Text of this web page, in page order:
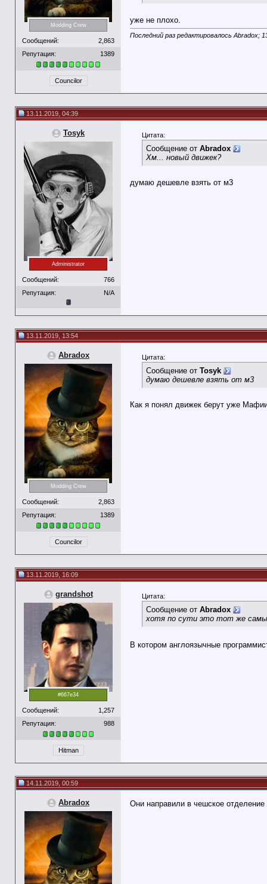
Modding Crew
Сообщений:
2,863
Репутация:
1389
Councilor
уже не плохо.
Последний раз редактировалось Abradox;
13.11.2019, 04:39
Tosyk
Administrator
Сообщений:
766
Репутация:
N/A
Цитата:
Сообщение от Abradox
Хм... новый движек?
думаю дешевле взять от м3
13.11.2019, 13:54
Abradox
Modding Crew
Сообщений:
2,863
Репутация:
1389
Councilor
Цитата:
Сообщение от Tosyk
думаю дешевле взять от м3
Как я понял движек берут уже
13.11.2019, 16:09
grandshot
#667e34
Сообщений:
1,257
Репутация:
988
Hitman
Цитата:
Сообщение от Abradox
хотя по сути это тот же
В котором англоязычные
14.11.2019, 00:59
Abradox Они направили в чешское